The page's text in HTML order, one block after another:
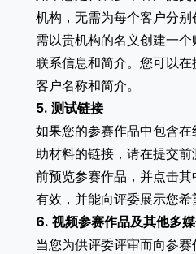
机构，无需为每个客户分
需以贵机构的名义创建一
联系信息和简介。您可以
客户名称和简介。
5. 测试链接
如果您的参赛作品中包含
助材料的链接，请在提交
前预览参赛作品，并点击
有效，并能向评委展示您希
6. 视频参赛作品及其他多
当您为供评委评审而向参